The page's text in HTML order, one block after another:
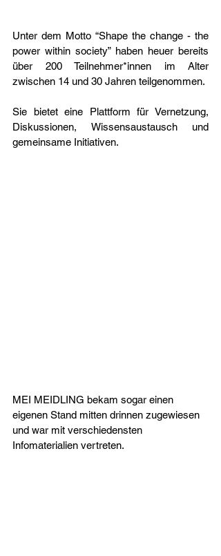
Unter dem Motto “Shape the change - the
power within society” haben heuer bereits
über 200 Teilnehmer*innen im Alter
zwischen 14 und 30 Jahren teilgenommen.
Sie bietet eine Plattform für Vernetzung,
Diskussionen, Wissensaustausch und
gemeinsame Initiativen.
MEI MEIDLING bekam sogar einen
eigenen Stand mitten drinnen zugewiesen
und war mit verschiedensten
Infomaterialien vertreten.